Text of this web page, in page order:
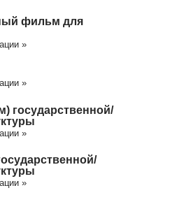
фильм для
»
»
государственной/
»
»